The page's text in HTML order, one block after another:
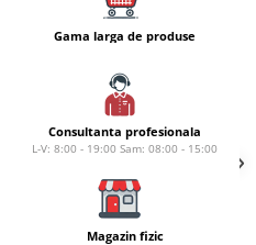
Gama larga de produse
Consultanta profesionala
L-V: 8:00 - 19:00 Sam: 08:00 - 15:00
Magazin fizic